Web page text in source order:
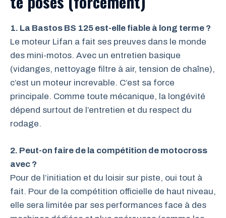
1. La Bastos BS 125 est-elle fiable à long terme ?
Le moteur Lifan a fait ses preuves dans le monde
des mini-motos. Avec un entretien basique
(vidanges, nettoyage filtre à air, tension de chaîne),
c’est un moteur increvable. C’est sa force
principale. Comme toute mécanique, la longévité
dépend surtout de l’entretien et du respect du
rodage.
2. Peut-on faire de la compétition de motocross
avec ?
Pour de l’initiation et du loisir sur piste, oui tout à
fait. Pour de la compétition officielle de haut niveau,
elle sera limitée par ses performances face à des